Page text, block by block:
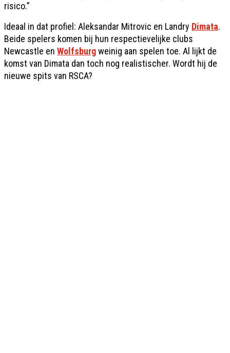
risico.”
Ideaal in dat profiel: Aleksandar Mitrovic en Landry Dimata.
Beide spelers komen bij hun respectievelijke clubs
Newcastle en Wolfsburgweinig aan spelen toe. Al lijkt de
komst van Dimata dan toch nog realistischer. Wordt hij de
nieuwe spits van RSCA?